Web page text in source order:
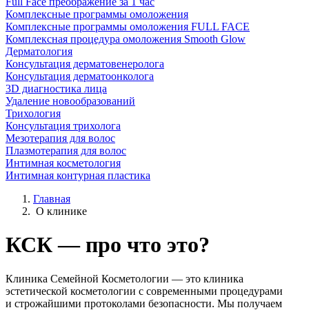
Комплексные программы омоложения
Комплексные программы омоложения FULL FACE
Комплексная процедура омоложения Smooth Glow
Дерматология
Консультация дерматовенеролога
Консультация дерматоонколога
3D диагностика лица
Удаление новообразований
Трихология
Консультация трихолога
Мезотерапия для волос
Плазмотерапия для волос
Интимная косметология
Интимная контурная пластика
Главная
О клинике
КСК — про что это?
Клиника Семейной Косметологии — это клиника
эстетической косметологии с современными процедурами
и строжайшими протоколами безопасности. Мы получаем